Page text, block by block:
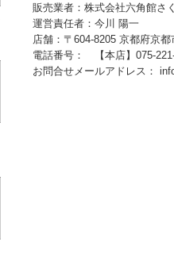
販売業者：株式会社六角館さ
運営責任者：今川 陽一
店舗：〒604-8205 京都府京
電話番号： 【本店】075-
お問合せメールアドレス：